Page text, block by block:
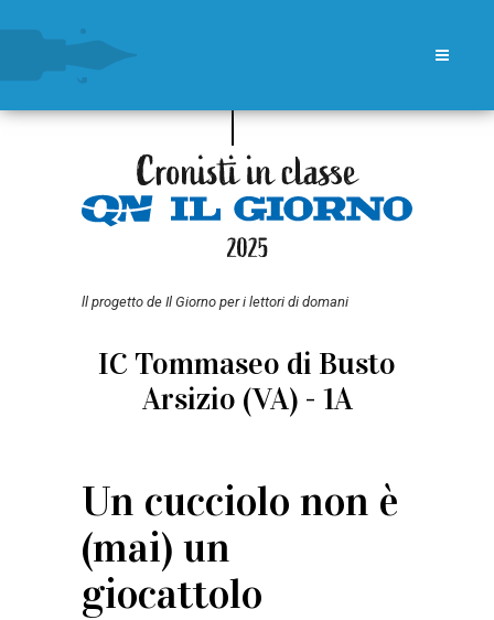
ll progetto de Il Giorno per i lettori di domani
IC Tommaseo di Busto
Arsizio (VA) - 1A
Un cucciolo non è
(mai) un
giocattolo